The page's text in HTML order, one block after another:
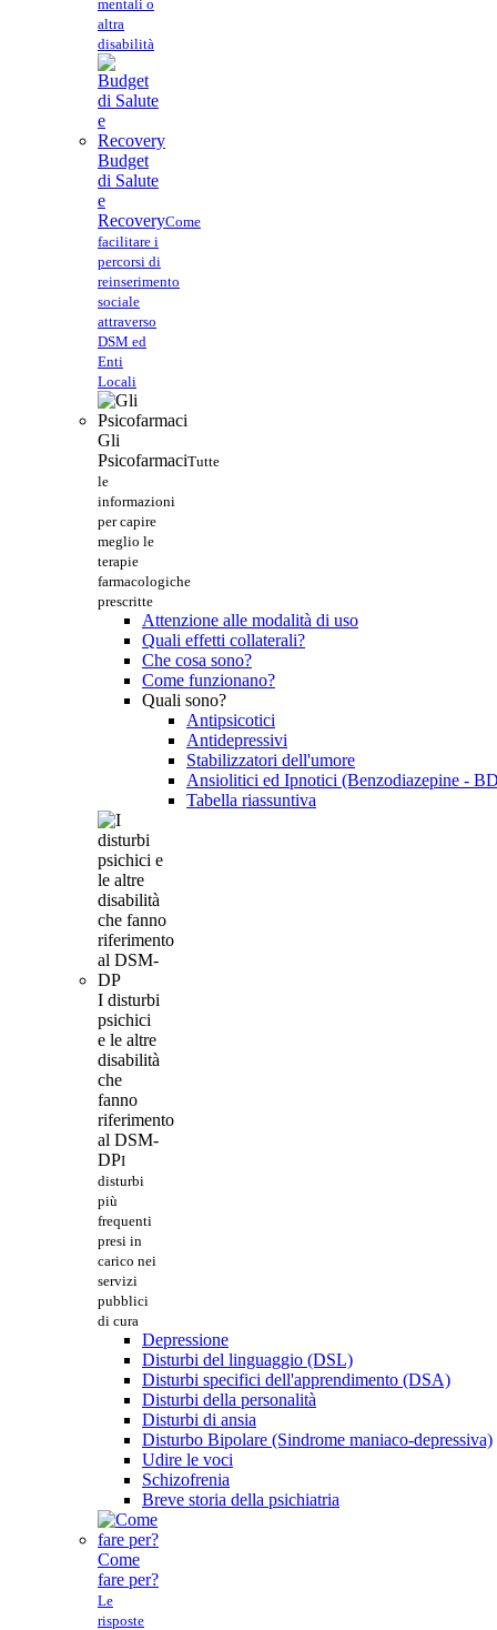
mentali o
altra
disabilità
Budget
di Salute
e
RecoveryCome
facilitare i
percorsi di
reinserimento
sociale
attraverso
DSM ed
Enti
Locali
Gli
PsicofarmaciTutte
le
informazioni
per capire
meglio le
terapie
farmacologiche
prescritte
Attenzione alle modalità di uso
Quali effetti collaterali?
Che cosa sono?
Come funzionano?
Quali sono?
Antipsicotici
Antidepressivi
Stabilizzatori dell'umore
Ansiolitici ed Ipnotici (Benzodiazepine -
Tabella riassuntiva
I disturbi
psichici
e le altre
disabilità
che
fanno
riferimento
al DSM-
DPI
disturbi
più
frequenti
presi in
carico nei
servizi
pubblici
di cura
Depressione
Disturbi del linguaggio (DSL)
Disturbi specifici dell'apprendimento (DSA)
Disturbi della personalità
Disturbi di ansia
Disturbo Bipolare (Sindrome maniaco-depressiva)
Udire le voci
Schizofrenia
Breve storia della psichiatria
Come
fare per?
Le
risposte